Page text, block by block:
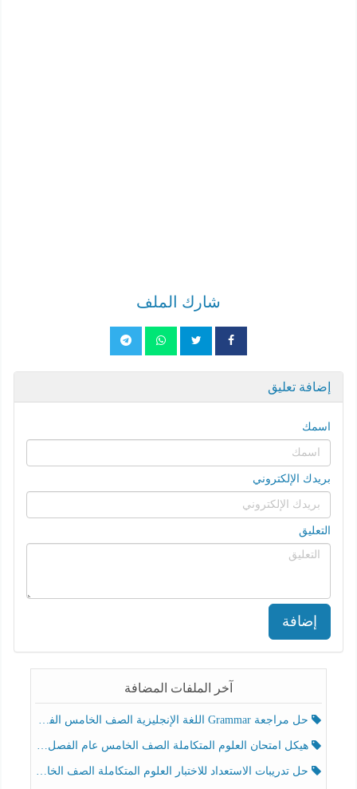
شارك الملف
إضافة تعليق
اسمك
بريدك الإلكتروني
التعليق
إضافة
آخر الملفات المضافة
حل مراجعة Grammar اللغة الإنجليزية الصف الخامس الفصل الثالث
هيكل امتحان العلوم المتكاملة الصف الخامس عام الفصل الدراسي الثالث 2025-2026
حل تدريبات الاستعداد للاختبار العلوم المتكاملة الصف الخامس عام الفصل الثالث